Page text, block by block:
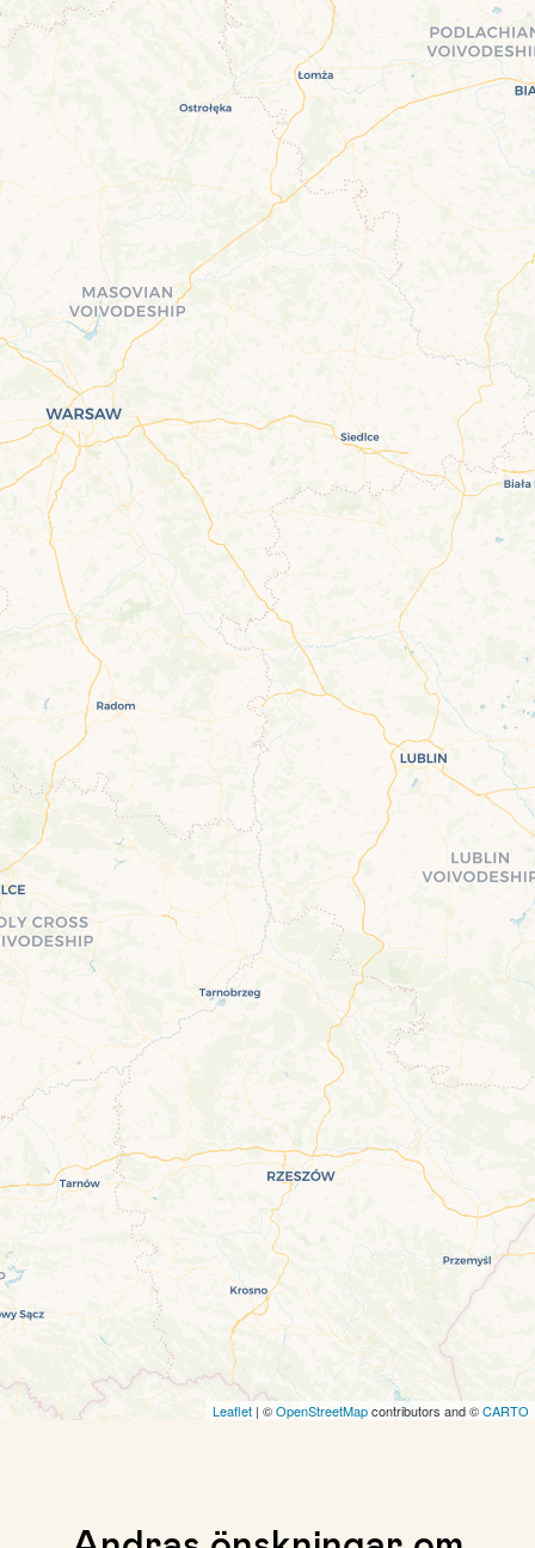
Leaflet | ©OpenStreetMapcontributors and ©CARTO